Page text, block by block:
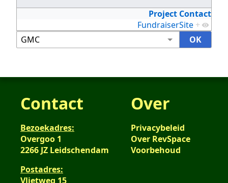
Project Contact
FundraiserSite +
Contact
Bezoekadres:
Overgoo 1
2266 JZ Leidschendam
Postadres:
Vlietweg 15
Over
Privacybeleid
Over RevSpace
Voorbehoud